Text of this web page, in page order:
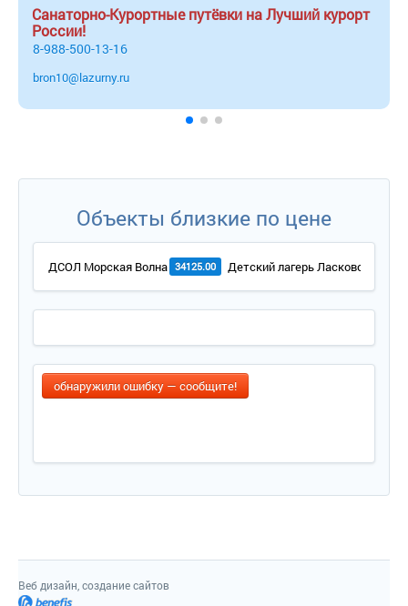
Санаторно-Курортные путёвки на Лучший курорт
России!
8-988-500-13-16
bron10@lazurny.ru
Объекты близкие по цене
ДСОЛ Морская Волна 34125.00 Детский лагерь Ласковое море
обнаружили ошибку — сообщите!
Веб дизайн, создание сайтов